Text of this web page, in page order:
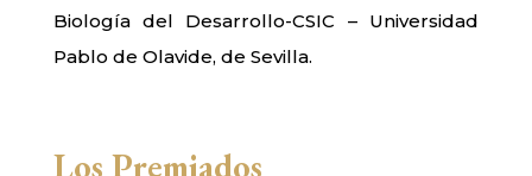
Biología del Desarrollo-CSIC – Universidad
Pablo de Olavide, de Sevilla.
Los Premiados